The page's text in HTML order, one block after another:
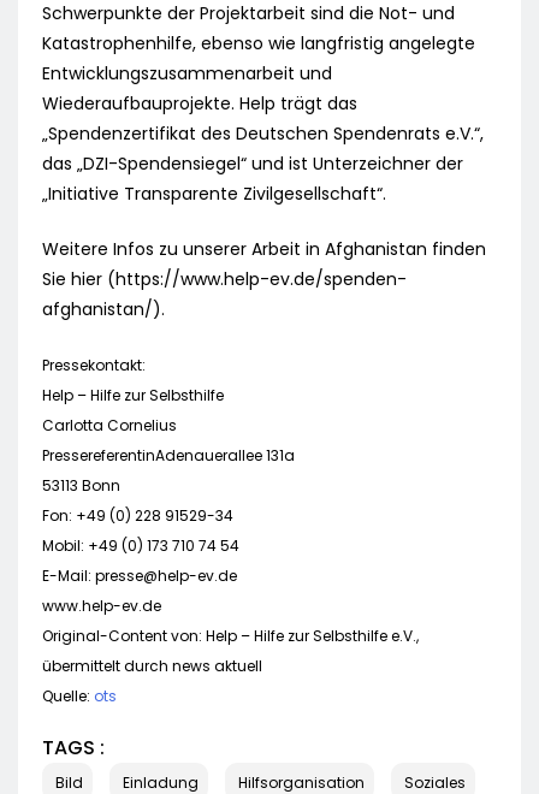
Schwerpunkte der Projektarbeit sind die Not- und
Katastrophenhilfe, ebenso wie langfristig angelegte
Entwicklungszusammenarbeit und
Wiederaufbauprojekte. Help trägt das
„Spendenzertifikat des Deutschen Spendenrats e.V.“,
das „DZI-Spendensiegel“ und ist Unterzeichner der
„Initiative Transparente Zivilgesellschaft“.
Weitere Infos zu unserer Arbeit in Afghanistan finden
Sie hier (https://www.help-ev.de/spenden-
afghanistan/).
Pressekontakt:
Help – Hilfe zur Selbsthilfe
Carlotta Cornelius
PressereferentinAdenauerallee 131a
53113 Bonn
Fon: +49 (0) 228 91529-34
Mobil: +49 (0) 173 710 74 54
E-Mail: presse@help-ev.de
www.help-ev.de
Original-Content von: Help – Hilfe zur Selbsthilfe e.V.,
übermittelt durch news aktuell
Quelle: ots
TAGS :
Bild Einladung Hilfsorganisation
Soziales